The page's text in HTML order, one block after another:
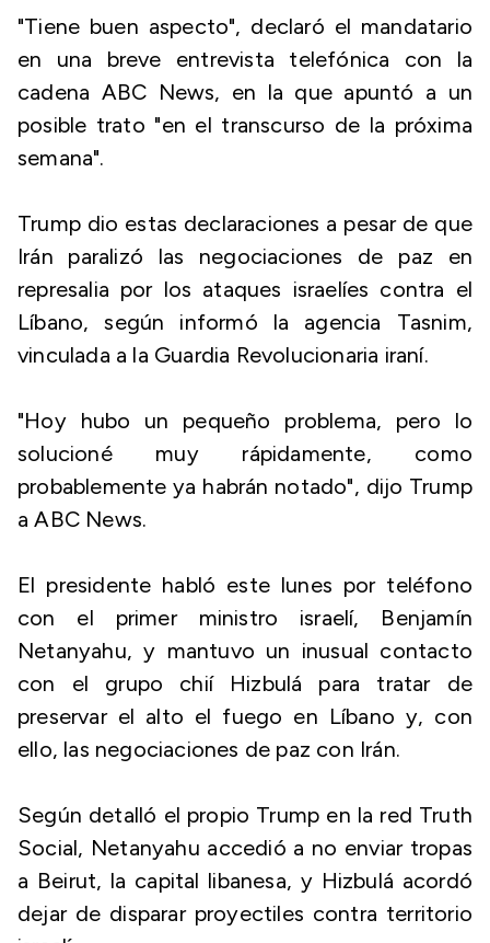
"Tiene buen aspecto", declaró el mandatario
en una breve entrevista telefónica con la
cadena ABC News, en la que apuntó a un
posible trato "en el transcurso de la próxima
semana".
Trump dio estas declaraciones a pesar de que
Irán paralizó las negociaciones de paz en
represalia por los ataques israelíes contra el
Líbano, según informó la agencia Tasnim,
vinculada a la Guardia Revolucionaria iraní.
"Hoy hubo un pequeño problema, pero lo
solucioné muy rápidamente, como
probablemente ya habrán notado", dijo Trump
a ABC News.
El presidente habló este lunes por teléfono
con el primer ministro israelí, Benjamín
Netanyahu, y mantuvo un inusual contacto
con el grupo chií Hizbulá para tratar de
preservar el alto el fuego en Líbano y, con
ello, las negociaciones de paz con Irán.
Según detalló el propio Trump en la red Truth
Social, Netanyahu accedió a no enviar tropas
a Beirut, la capital libanesa, y Hizbulá acordó
dejar de disparar proyectiles contra territorio